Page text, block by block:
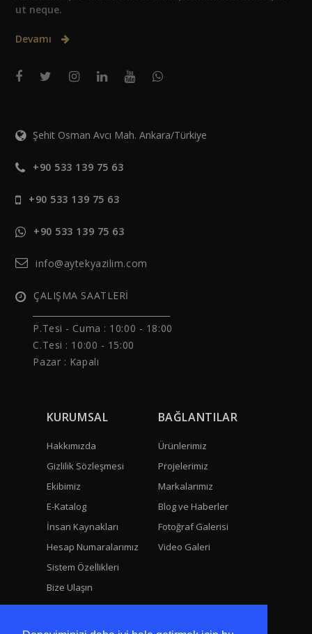
ut neque.
Devamı
Şehit Osman Avcı Mah. Ankara/Türkiye
+90 533 139 75 63
+90 533 139 75 63
+90 533 139 75 63
info@aytekyazilim.com
ÇALIŞMA SAATLERİ
P.Tesi - Cuma : 10:00 - 18:00
C.Tesi : 10:00 - 15:00
Pazar : Kapalı
KURUMSAL
Hakkımızda
Gizlilik Sözleşmesi
Ekibimiz
E-Katalog
İnsan Kaynakları
Hesap Numaralarımız
Sistem Özellikleri
Bize Ulaşın
BAĞLANTILAR
Ürünlerimiz
Projelerimiz
Markalarımız
Blog ve Haberler
Fotoğraf Galerisi
Video Galeri